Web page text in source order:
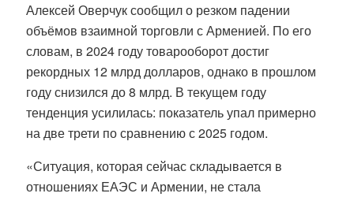
Алексей Оверчук сообщил о резком падении
объёмов взаимной торговли с Арменией. По его
словам, в 2024 году товарооборот достиг
рекордных 12 млрд долларов, однако в прошлом
году снизился до 8 млрд. В текущем году
тенденция усилилась: показатель упал примерно
на две трети по сравнению с 2025 годом.
«Ситуация, которая сейчас складывается в
отношениях ЕАЭС и Армении, не стала